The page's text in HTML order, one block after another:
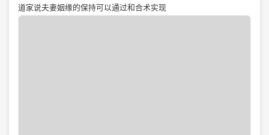
道家说夫妻姻缘的保持可以通过和合术实现